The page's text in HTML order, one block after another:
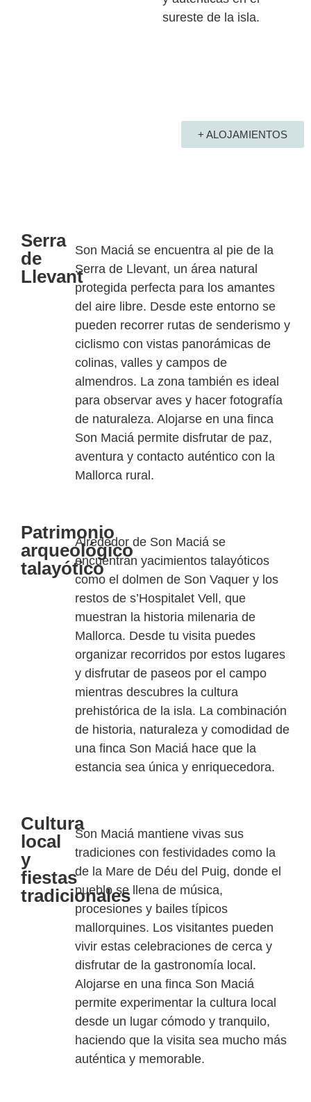
sureste de la isla.
+ ALOJAMIENTOS
Serra
de
Llevant
Son Maciá se encuentra al pie de la
Serra de Llevant, un área natural
protegida perfecta para los amantes
del aire libre. Desde este entorno se
pueden recorrer rutas de senderismo y
ciclismo con vistas panorámicas de
colinas, valles y campos de
almendros. La zona también es ideal
para observar aves y hacer fotografía
de naturaleza. Alojarse en una finca
Son Maciá permite disfrutar de paz,
aventura y contacto auténtico con la
Mallorca rural.
Patrimonio
arqueológico
talayótico
Alrededor de Son Maciá se
encuentran yacimientos talayóticos
como el dolmen de Son Vaquery los
restos de s’HospitaletVell, que
muestran la historia milenaria de
Mallorca. Desde tu visita puedes
organizar recorridos por estos lugares
y disfrutar de paseos por el campo
mientras descubres la cultura
prehistórica de la isla. La combinación
de historia, naturaleza y comodidad de
una finca Son Maciá hace que la
estancia sea única y enriquecedora.
Cultura
local
y
fiestas
tradicionales
Son Maciá mantiene vivas sus
tradiciones con festividades como la
de la Mare de Déu del Puig, donde el
pueblo se llena de música,
procesiones y bailes típicos
mallorquines. Los visitantes pueden
vivir estas celebraciones de cerca y
disfrutar de la gastronomía local.
Alojarse en una finca Son Maciá
permite experimentar la cultura local
desde un lugar cómodo y tranquilo,
haciendo que la visita sea mucho más
auténtica y memorable.